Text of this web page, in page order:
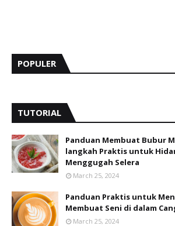
POPULER
TUTORIAL
Panduan Membuat Bubur
langkah Praktis untuk
Menggugah Selera
March 25, 2024
Panduan Praktis untuk
Membuat Seni di dalam
March 25, 2024